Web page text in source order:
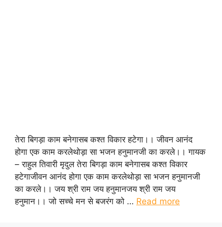
तेरा बिगड़ा काम बनेगासब कश्त विकार हटेगा।। जीवन आनंद
होगा एक काम करलेथोड़ा सा भजन हनुमानजी का करले।। गायक
– राहुल तिवारी मृदुल तेरा बिगड़ा काम बनेगासब कश्त विकार
हटेगाजीवन आनंद होगा एक काम करलेथोड़ा सा भजन हनुमानजी
का करले।। जय श्री राम जय हनुमानजय श्री राम जय
हनुमान।। जो सच्चे मन से बजरंग को … Read more